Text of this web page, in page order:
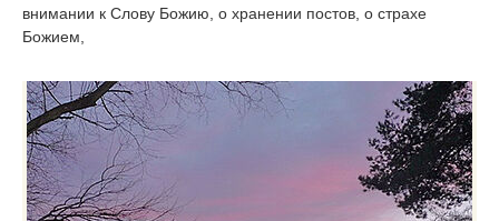
внимании к Слову Божию, о хранении постов, о страхе
Божием,